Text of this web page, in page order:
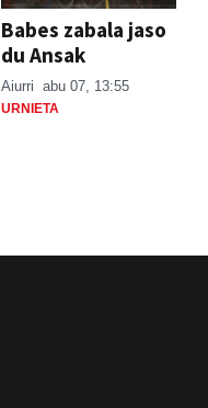
Babes zabala jaso
du Ansak
Aiurri abu 07, 13:55
URNIETA